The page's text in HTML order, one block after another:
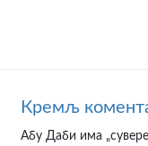
Кремљ
Абу Даби има